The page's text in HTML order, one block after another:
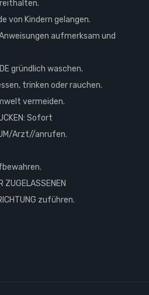
von Kindern gelangen.
aufmerksam und
gründlich waschen.
trinken oder rauchen.
vermeiden.
Sofort
Arzt//anrufen.
zuführen.